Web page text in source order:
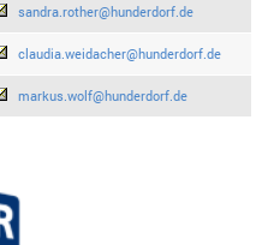
sandra.rother@hunderdorf.de
claudia.weidacher@hunderdorf.de
markus.wolf@hunderdorf.de